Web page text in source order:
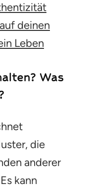
deinen
Leben
Was
die
anderer
kann